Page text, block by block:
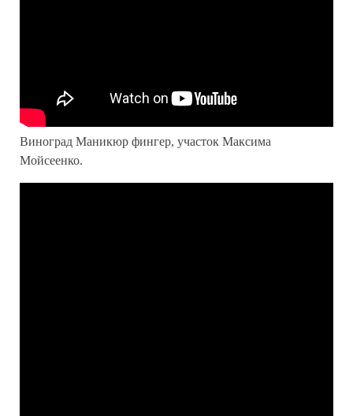
Виноград Маникюр фингер, участок Максима
Мойсеенко.